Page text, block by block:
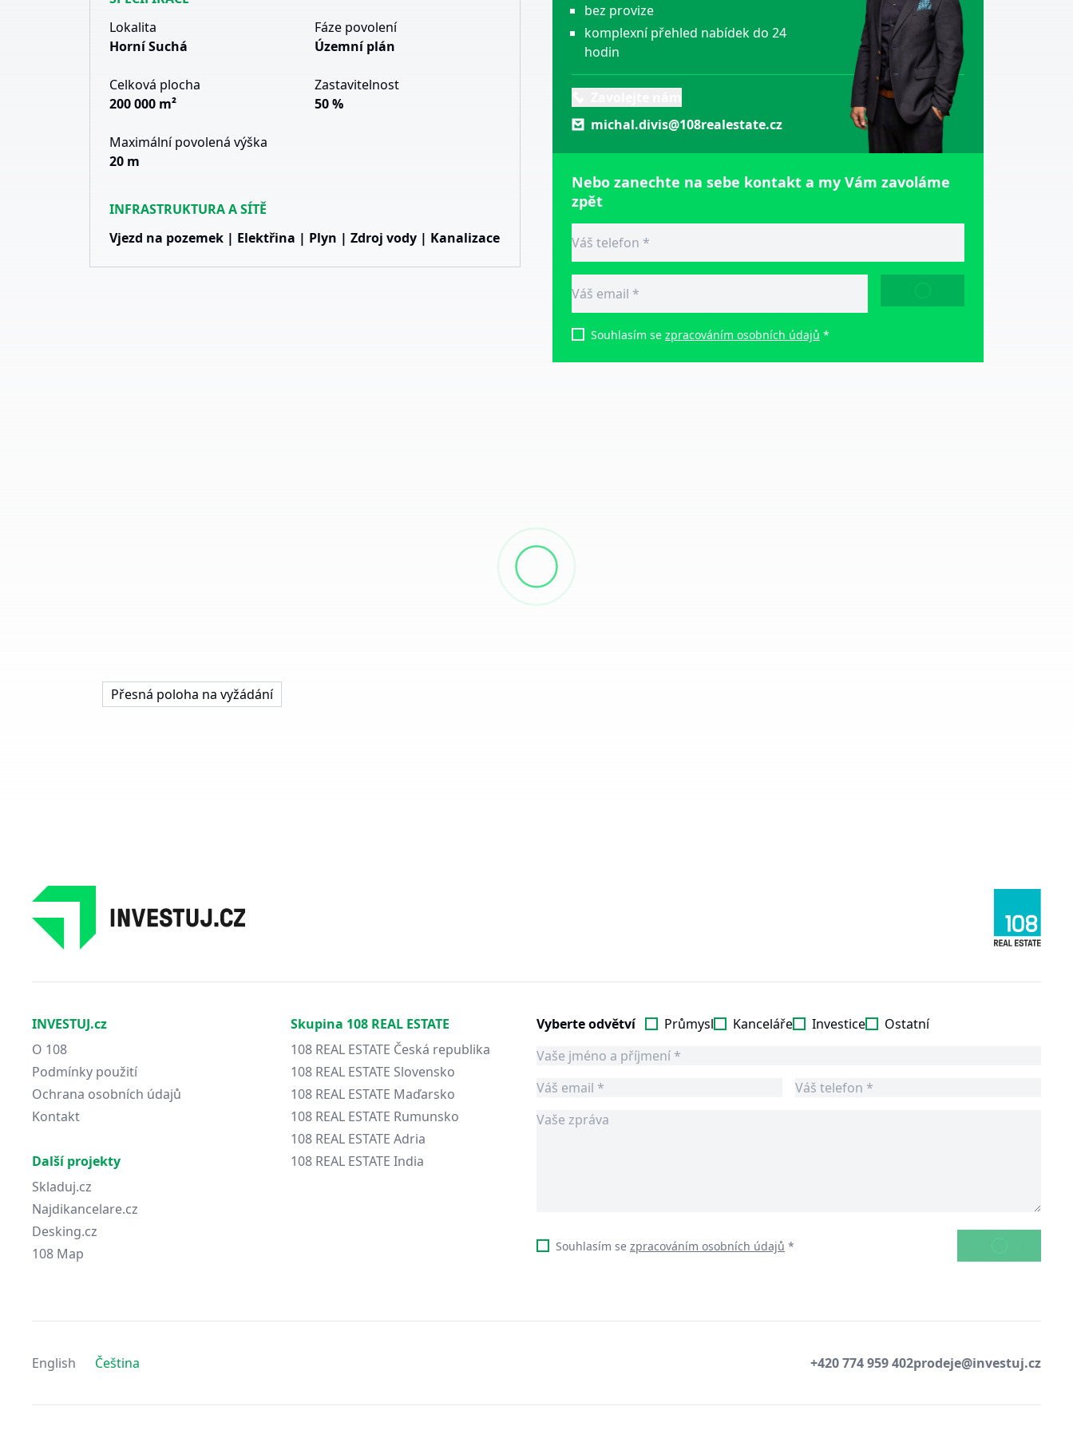
Lokalita
Horní Suchá
Fáze povolení
Územní plán
Celková plocha
200 000 m²
Zastavitelnost
50 %
Maximální povolená výška
20 m
INFRASTRUKTURA A SÍTĚ
Vjezd na pozemek | Elektřina | Plyn | Zdroj vody | Kanalizace
bez provize
komplexní přehled nabídek do 24
hodin
michal.divis@108realestate.cz
Nebo zanechte na sebe kontakt a my Vám zavoláme
zpět
Souhlasím se zpracováním osobních údajů *
Přesná poloha na vyžádání
INVESTUJ.cz
O 108
Podmínky použití
Ochrana osobních údajů
Kontakt
Další projekty
Skladuj.cz
Najdikancelare.cz
Desking.cz
108 Map
Skupina 108 REAL ESTATE
108 REAL ESTATE Česká republika
108 REAL ESTATE Slovensko
108 REAL ESTATE Maďarsko
108 REAL ESTATE Rumunsko
108 REAL ESTATE Adria
108 REAL ESTATE India
Vyberte odvětví Průmysl Kanceláře Investice Ostatní
Souhlasím se zpracováním osobních údajů *
English Čeština +420 774 959 402prodeje@investuj.cz